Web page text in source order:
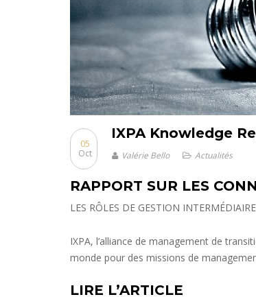
IXPA Knowledge
05
Oct
Valérie Bello Actualités
RAPPORT SUR LES
LES RÔLES DE GESTION
IXPA, l’alliance de management de
monde pour des missions de
LIRE L’ARTICLE